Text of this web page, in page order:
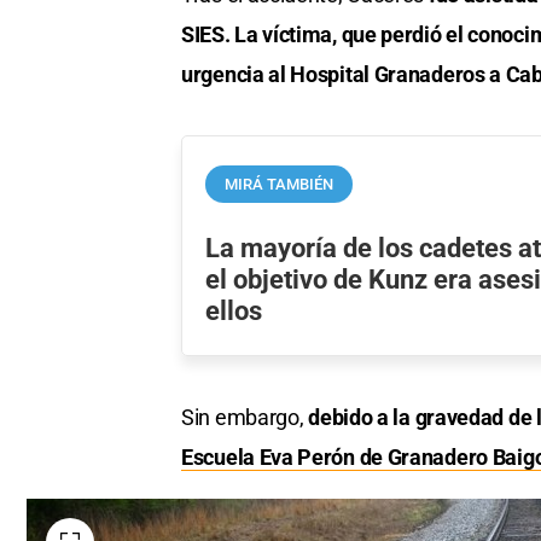
SIES. La víctima, que perdió el
urgencia al Hospital Granaderos a
MIRÁ TAMBIÉN
La mayoría de los cadetes
el objetivo de Kunz era
ellos
Sin embargo,debido a la gravedad
Escuela Eva Perón de Granadero